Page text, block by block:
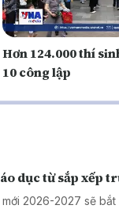
Hơn 124.000 thí
10 công lập
dục từ sắp xếp
2026-2027 sẽ bắt